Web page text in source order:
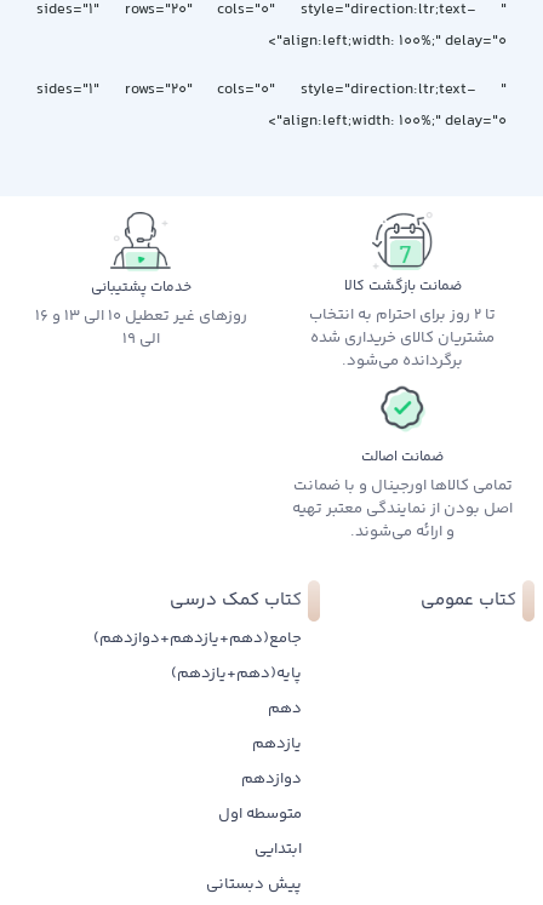
" sides="1" rows="20" cols="0" style="direction:ltr;text-
align:left;width: 100%;" delay="0">
" sides="1" rows="20" cols="0" style="direction:ltr;text-
align:left;width: 100%;" delay="0">
ضمانت بازگشت کالا
تا 2 روز برای احترام به انتخاب
مشتریان کالای خریداری شده
برگردانده می‌شود.
خدمات پشتیبانی
روزهای غیر تعطیل 10 الی 13 و 16
الی 19
ضمانت اصالت
تمامی کالاها اورجینال و با ضمانت
اصل بودن از نمایندگی معتبر تهیه
و ارائه می‌شوند.
کتاب عمومی کتاب کمک درسی
جامع(دهم+یازدهم+دوازدهم)
پایه(دهم+یازدهم)
دهم
یازدهم
دوازدهم
متوسطه اول
ابتدایی
پیش دبستانی